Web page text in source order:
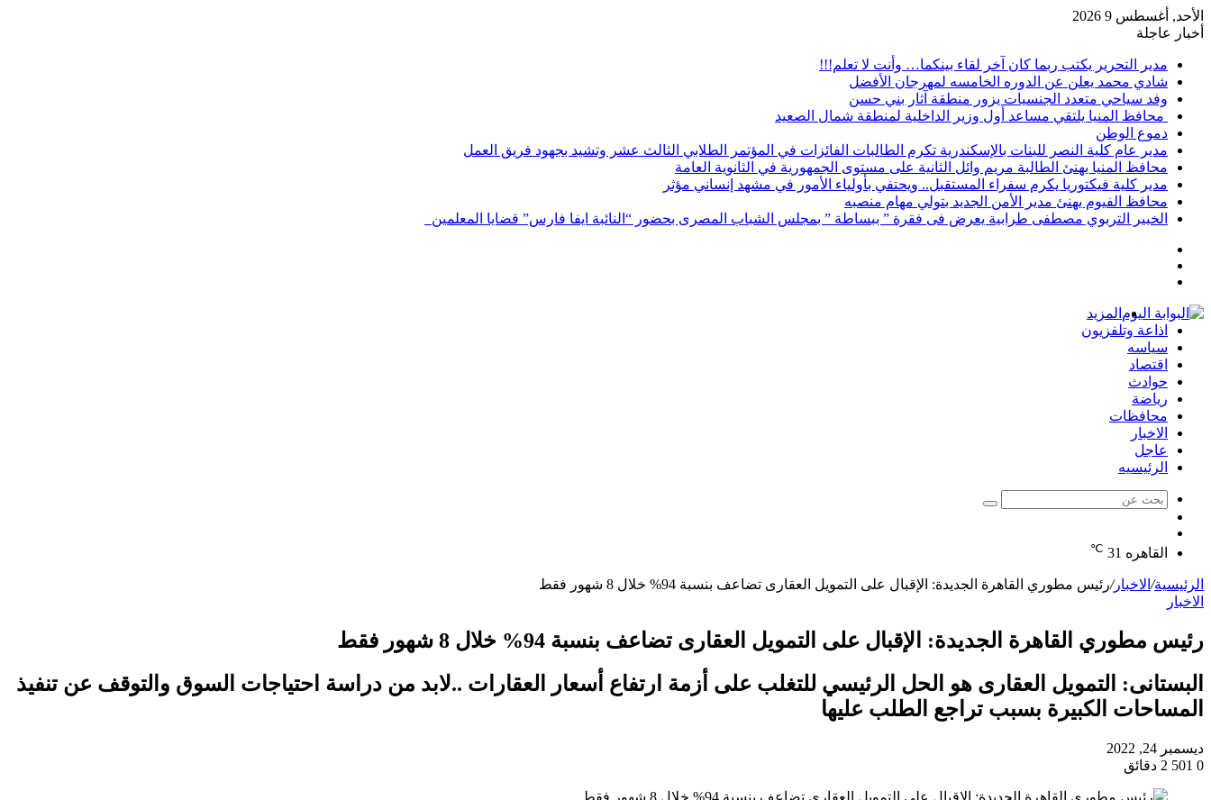
الأحد, أغسطس 9 2026
أخبار عاجلة
مدير التحرير يكتب ربما كان آخر لقاء بينكما… وأنت لا تعلم!!!
شادي محمد يعلن عن الدوره الخامسه لمهرجان الأفضل
وفد سياحي متعدد الجنسيات يزور منطقة آثار بني حسن
محافظ المنيا يلتقي مساعد أول وزير الداخلية لمنطقة شمال الصعيد
دموع الوطن
مدير عام كلية النصر للبنات بالإسكندرية تكرم الطالبات الفائزات في المؤتمر الطلابي الثالث عشر وتشيد بجهود فريق العمل
محافظ المنيا يهنئ الطالبة مريم وائل الثانية على مستوى الجمهورية في الثانوية العامة
مدير كلية فيكتوريا يكرم سفراء المستقبل.. ويحتفي بأولياء الأمور في مشهد إنساني مؤثر
محافظ الفيوم يهنئ مدير الأمن الجديد بتولي مهام منصبه
الخبير التربوي مصطفى طرابية يعرض فى فقرة ” ببساطة ” بمجلس الشباب المصرى بحضور “النائبة ايفا فارس” قضايا المعلمين
المزيد
اذاعة وتلفزيون
سياسه
اقتصاد
حوادث
رياضة
محافظات
الاخبار
عاجل
الرئيسيه
بحث
عشوائي
القاهره 31
℃
الرئيسية/ الاخبار/رئيس مطوري القاهرة الجديدة: الإقبال على التمويل العقارى تضاعف بنسبة 94% خلال 8 شهور فقط
الاخبار
رئيس مطوري القاهرة الجديدة: الإقبال على التمويل العقارى تضاعف بنسبة 94% خلال 8 شهور فقط
البستانى: التمويل العقارى هو الحل الرئيسي للتغلب على أزمة ارتفاع أسعار العقارات ..لابد من دراسة احتياجات السوق والتوقف عن تنفيذ
المساحات الكبيرة بسبب تراجع الطلب عليها
ديسمبر 24, 2022
0
2 دقائق